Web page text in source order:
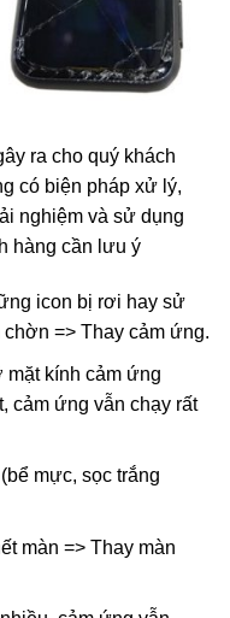
ra cho quý khách
có biện pháp xử lý,
nghiệm và sử dụng
hàng cần lưu ý
icon bị rơi hay sử
=> Thay cảm ứng.
mặt kính cảm ứng
cảm ứng vẫn chạy rất
mực, sọc trắng
màn => Thay màn